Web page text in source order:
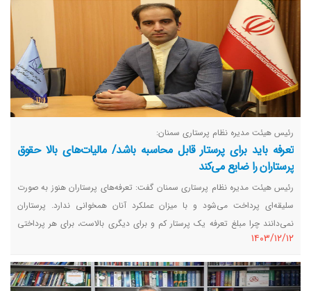
رئیس هیئت مدیره نظام پرستاری سمنان:
تعرفه باید برای پرستار قابل محاسبه باشد/ مالیات‌های بالا حقوق
پرستاران را ضایع می‌کند
رئیس هیئت مدیره نظام پرستاری سمنان گفت: تعرفه‌های پرستاران هنوز به صورت
سلیقه‌ای پرداخت می‌شود و با میزان عملکرد آنان همخوانی ندارد. پرستاران
نمی‌دانند چرا مبلغ تعرفه یک پرستار کم و برای دیگری بالاست، برای هر پرداختی
کسر شده است.
١٤٠٣/١٢/١٢